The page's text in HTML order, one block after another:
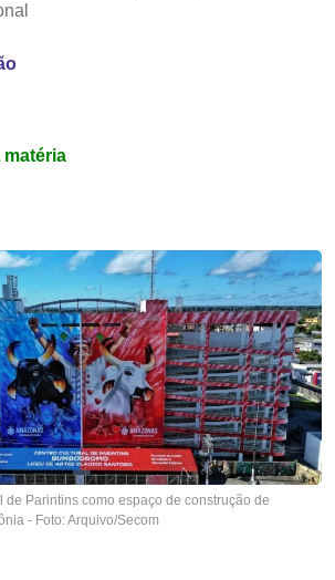
de Parintins como espaço de construção de
- Foto: Arquivo/Secom